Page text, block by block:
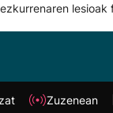
lesioak
KliskZuzenean